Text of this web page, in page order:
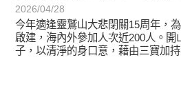
2026/04/28
今年適逢靈鷲山大悲閉關15周年，
啟建，海內外參加人次近200人。
子，以清淨的身口意，藉由三寶加